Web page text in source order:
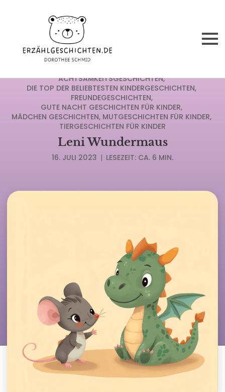
ACHTSAMKEITSGESCHICHTEN
DIE TOP DER BELIEBTESTEN KINDERGESCHICHTEN
FREUNDEGESCHICHTEN
GUTE NACHT GESCHICHTEN FÜR KINDER
MÄDCHEN GESCHICHTEN MUTGESCHICHTEN FÜR KINDER
TIERGESCHICHTEN FÜR KINDER
Leni Wundermaus
16. JULI 2023 | LESEZEIT: CA. 6 MIN.